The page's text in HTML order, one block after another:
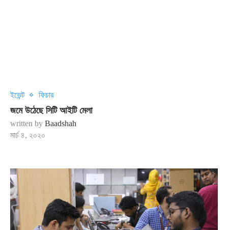
ইভেন্ট ফিচার
জমে উঠেছে সিটি আইটি মেলা
written by Baadshah
মার্চ ৪, ২০২০